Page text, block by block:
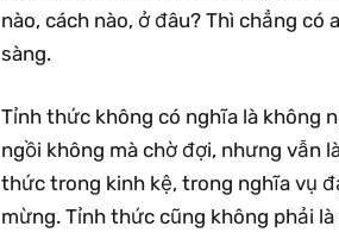
nào, cách nào, ở đâu? Thì chẳng
sàng.
Tỉnh thức không có nghĩa là không
ngồi không mà chờ đợi, nhưng vẫn
thức trong kinh kệ, trong nghĩa vụ
mừng. Tỉnh thức cũng không phải